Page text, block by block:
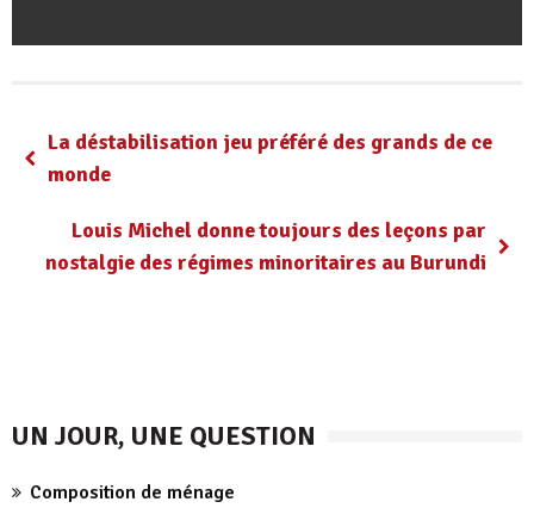
La déstabilisation jeu préféré des grands de ce
monde
Louis Michel donne toujours des leçons par
nostalgie des régimes minoritaires au Burundi
UN JOUR, UNE QUESTION
Composition de ménage